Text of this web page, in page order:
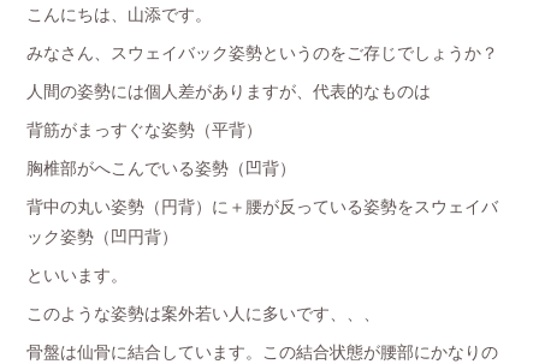
こんにちは、山添です。
みなさん、スウェイバック姿勢というのをご存じでしょうか？
人間の姿勢には個人差がありますが、代表的なものは
背筋がまっすぐな姿勢（平背）
胸椎部がへこんでいる姿勢（凹背）
背中の丸い姿勢（円背）に＋腰が反っている姿勢をスウェイバ
ック姿勢（凹円背）
といいます。
このような姿勢は案外若い人に多いです、、、
骨盤は仙骨に結合しています。この結合状態が腰部にかなりの